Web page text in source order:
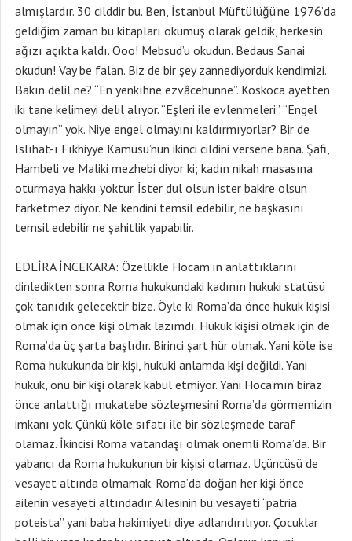
almışlardır. 30 cilddir bu. Ben, İstanbul Müftülüğü’ne 1976’da
geldiğim zaman bu kitapları okumuş olarak geldik, herkesin
ağızı açıkta kaldı. Ooo! Mebsud’u okudun. Bedaus Sanai
okudun! Vay be falan. Biz de bir şey zannediyorduk kendimizi.
Bakın delil ne? “En yenkıhne ezvâcehunne”. Koskoca ayetten
iki tane kelimeyi delil alıyor. “Eşleri ile evlenmeleri”. “Engel
olmayın” yok. Niye engel olmayını kaldırmıyorlar? Bir de
Islıhat-ı Fıkhiyye Kamusu’nun ikinci cildini versene bana. Şafi,
Hambeli ve Maliki mezhebi diyor ki; kadın nikah masasına
oturmaya hakkı yoktur. İster dul olsun ister bakire olsun
farketmez diyor. Ne kendini temsil edebilir, ne başkasını
temsil edebilir ne şahitlik yapabilir.
EDLİRA İNCEKARA: Özellikle Hocam’ın anlattıklarını
dinledikten sonra Roma hukukundaki kadının hukuki statüsü
çok tanıdık gelecektir bize. Öyle ki Roma’da önce hukuk kişisi
olmak için önce kişi olmak lazımdı. Hukuk kişisi olmak için de
Roma’da üç şarta başlıdır. Birinci şart hür olmak. Yani köle ise
Roma hukukunda bir kişi, hukuki anlamda kişi değildi. Yani
hukuk, onu bir kişi olarak kabul etmiyor. Yani Hoca’mın biraz
önce anlattığı mukatebe sözleşmesini Roma’da görmemizin
imkanı yok. Çünkü köle sıfatı ile bir sözleşmede taraf
olamaz. İkincisi Roma vatandaşı olmak önemli Roma’da. Bir
yabancı da Roma hukukunun bir kişisi olamaz. Üçüncüsü de
vesayet altında olmamak. Roma’da doğan her kişi önce
ailenin vesayeti altındadır. Ailesinin bu vesayeti “patria
poteista” yani baba hakimiyeti diye adlandırılıyor. Çocuklar